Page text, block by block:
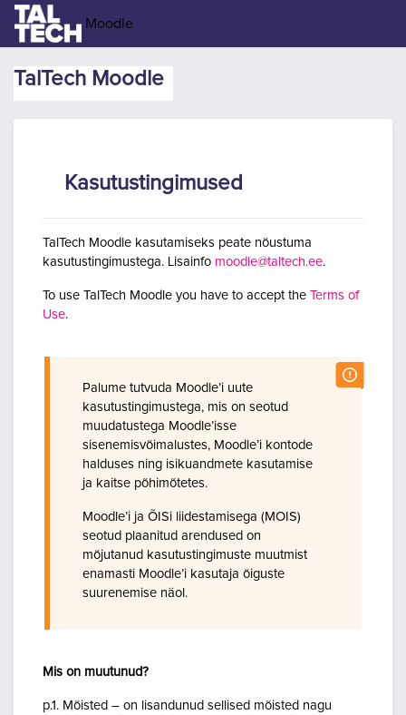
Jäta vahele peasisuni
Moodle
TalTech Moodle
Kasutustingimused
TalTech Moodle kasutamiseks peate nõustuma
kasutustingimustega. Lisainfo moodle@taltech.ee.
To use TalTech Moodle you have to accept the Terms of
Use.
Palume tutvuda Moodle’i uute
kasutustingimustega, mis on seotud
muudatustega Moodle’isse
sisenemisvõimalustes, Moodle’i kontode
halduses ning isikuandmete kasutamise
ja kaitse põhimõtetes.
Moodle’i ja ÕISi liidestamisega (MOIS)
seotud plaanitud arendused on
mõjutanud kasutustingimuste muutmist
enamasti Moodle’i kasutaja õiguste
suurenemise näol.
Mis on muutunud?
p.1. Mõisted – on lisandunud sellised mõisted nagu